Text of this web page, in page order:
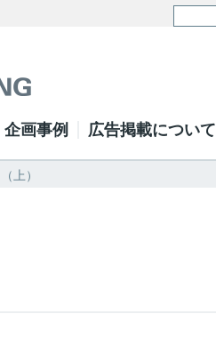
企画事例 広告掲載について
上）